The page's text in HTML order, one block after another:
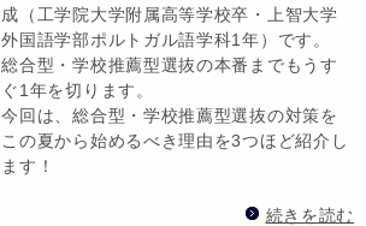
成（工学院大学附属高等学校卒・上智大学
外国語学部ポルトガル語学科1年）です。
総合型・学校推薦型選抜の本番までもうす
ぐ1年を切ります。
今回は、総合型・学校推薦型選抜の対策を
この夏から始めるべき理由を3つほど紹介し
ます！
続きを読む